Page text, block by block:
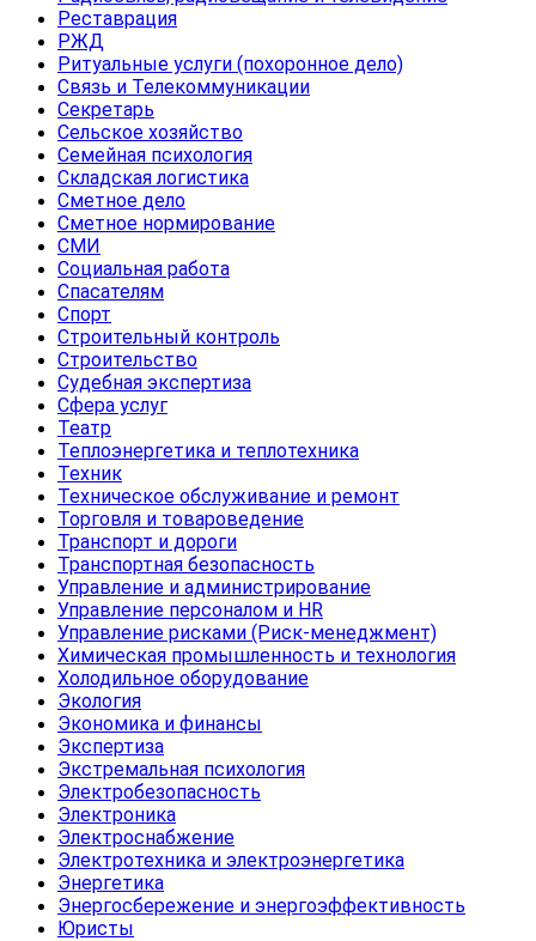
Реставрация
РЖД
Ритуальные услуги (похоронное дело)
Связь и Телекоммуникации
Секретарь
Сельское хозяйство
Семейная психология
Складская логистика
Сметное дело
Сметное нормирование
СМИ
Социальная работа
Спасателям
Спорт
Строительный контроль
Строительство
Судебная экспертиза
Сфера услуг
Театр
Теплоэнергетика и теплотехника
Техник
Техническое обслуживание и ремонт
Торговля и товароведение
Транспорт и дороги
Транспортная безопасность
Управление и администрирование
Управление персоналом и HR
Управление рисками (Риск-менеджмент)
Химическая промышленность и технология
Холодильное оборудование
Экология
Экономика и финансы
Экспертиза
Экстремальная психология
Электробезопасность
Электроника
Электроснабжение
Электротехника и электроэнергетика
Энергетика
Энергосбережение и энергоэффективность
Юристы